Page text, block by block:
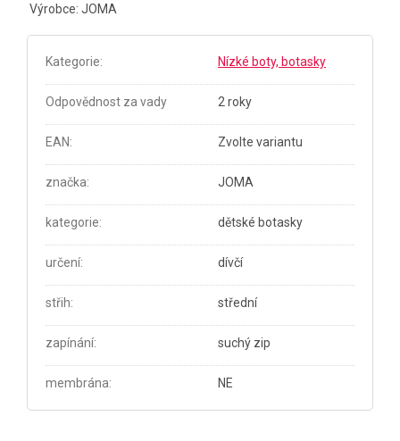
Výrobce: JOMA
Kategorie: Nízké boty, botasky
Odpovědnost za vady 2 roky
EAN: Zvolte variantu
značka: JOMA
kategorie: dětské botasky
určení: dívčí
střih: střední
zapínání: suchý zip
membrána: NE